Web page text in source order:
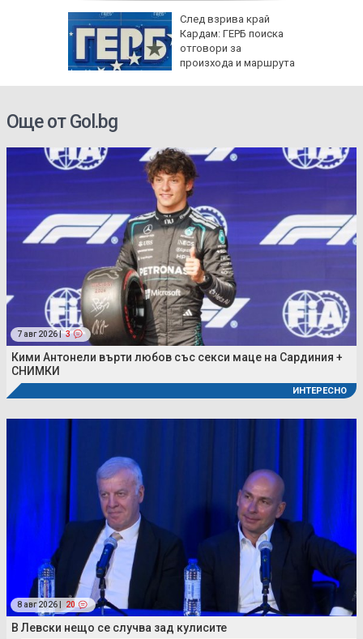
След взрива край
Кардам: ГЕРБ поиска
отговори за
произхода и маршрута
Още от Gol.bg
7 авг 2026 | 3
Кими Антонели върти любов със секси маце на Сардиния +
СНИМКИ
ИНТЕРЕСНО
8 авг 2026 | 20
В Левски нещо се случва зад кулисите